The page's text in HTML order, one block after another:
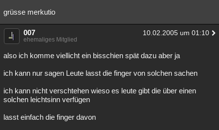
grüsse merkutio
007 10.02.2005 um 01:10
ehemaliges Mitglied
also ich komme viellicht ein bisschien spät dazu aber ja
ich kann nur sagen Leute lasst die finger von solchen sachen
ich kann nicht verschtehen wieso es leute gibt die über einen
solchen leichtsinn verfügen
lasst einfach die finger davon